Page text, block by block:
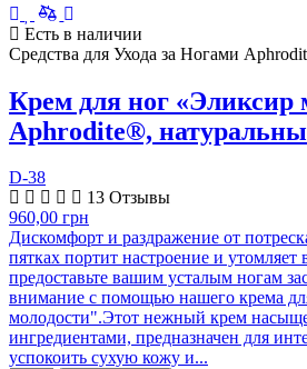
Есть в наличии
Средства для Ухода за Ногами
Крем для ног «Эликсир
Aphrodite®,
D-38
13 Отзывы
960,00 грн
Дискомфорт и раздражение от
пятках портит настроение и утомляет
предоставьте вашим усталым ногам
внимание с помощью нашего крема
молодости".Этот нежный крем
ингредиентами, предназначен для
успокоить сухую кожу и...